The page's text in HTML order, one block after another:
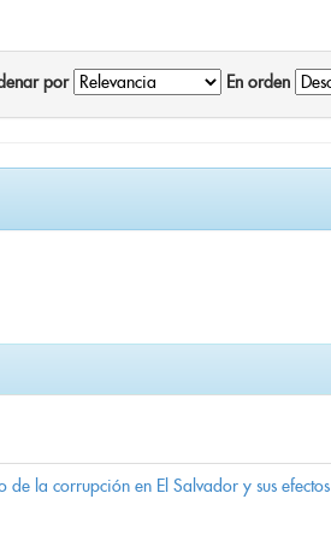
por En orden
de la corrupción en El Salvador y sus efectos